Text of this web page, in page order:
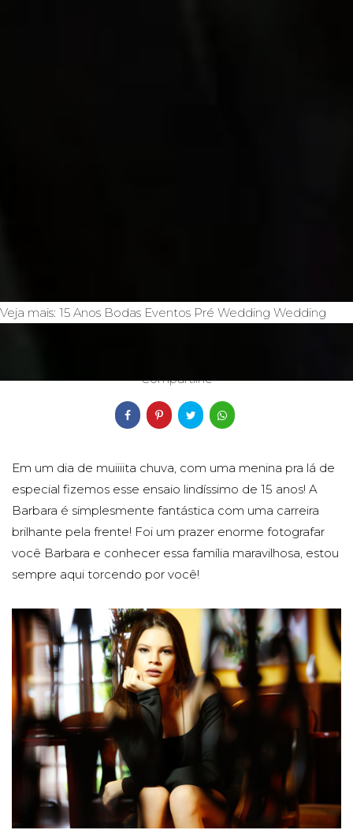
Veja mais: 15 Anos Bodas Eventos Pré Wedding Wedding
Compartilhe
Em um dia de muiiiita chuva, com uma menina pra lá de
especial fizemos esse ensaio lindíssimo de 15 anos! A
Barbara é simplesmente fantástica com uma carreira
brilhante pela frente! Foi um prazer enorme fotografar
você Barbara e conhecer essa família maravilhosa, estou
sempre aqui torcendo por você!